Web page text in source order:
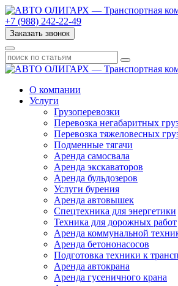
+7 (988) 242-22-49
Заказать звонок
О компании
Услуги
Грузоперевозки
Перевозка негабаритных
Перевозка тяжеловесных
Подменные тягачи
Аренда самосвала
Аренда экскаваторов
Аренда бульдозеров
Услуги бурения
Аренда автовышек
Спецтехника для энергетики
Техника для дорожных работ
Аренда коммунальной
Аренда бетононасосов
Подготовка техники к
Аренда автокрана
Аренда гусеничного крана